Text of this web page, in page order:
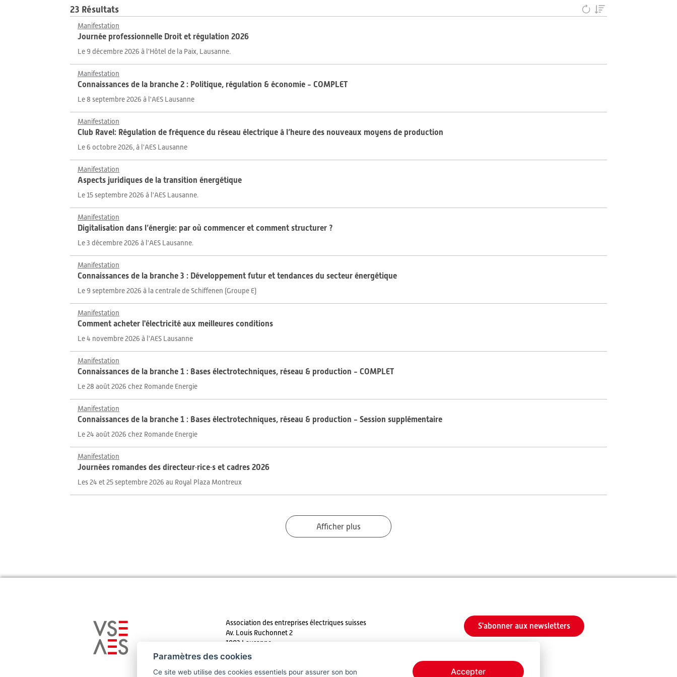
23 Résultats
Manifestation
Journée professionnelle Droit et régulation 2026
Le 9 décembre 2026 à l'Hôtel de la Paix, Lausanne.
Manifestation
Connaissances de la branche 2 : Politique, régulation & économie - COMPLET
Le 8 septembre 2026 à l'AES Lausanne
Manifestation
Club Ravel: Régulation de fréquence du réseau électrique à l’heure des nouveaux moyens de production
Le 6 octobre 2026, à l'AES Lausanne
Manifestation
Aspects juridiques de la transition énergétique
Le 15 septembre 2026 à l'AES Lausanne.
Manifestation
Digitalisation dans l’énergie: par où commencer et comment structurer ?
Le 3 décembre 2026 à l'AES Lausanne.
Manifestation
Connaissances de la branche 3 : Développement futur et tendances du secteur énergétique
Le 9 septembre 2026 à la centrale de Schiffenen (Groupe E)
Manifestation
Comment acheter l'électricité aux meilleures conditions
Le 4 novembre 2026 à l'AES Lausanne
Manifestation
Connaissances de la branche 1 : Bases électrotechniques, réseau & production - COMPLET
Le 28 août 2026 chez Romande Energie
Manifestation
Connaissances de la branche 1 : Bases électrotechniques, réseau & production - Session supplémentaire
Le 24 août 2026 chez Romande Energie
Manifestation
Journées romandes des directeur·rice·s et cadres 2026
Les 24 et 25 septembre 2026 au Royal Plaza Montreux
Afficher plus
Association des entreprises électriques suisses
Av. Louis Ruchonnet 2
1003 Lausanne
E-mail:info@electricite.ch
S'abonner aux newsletters
Paramètres des cookies
Ce site web utilise des cookies essentiels pour assurer son bon Accepter